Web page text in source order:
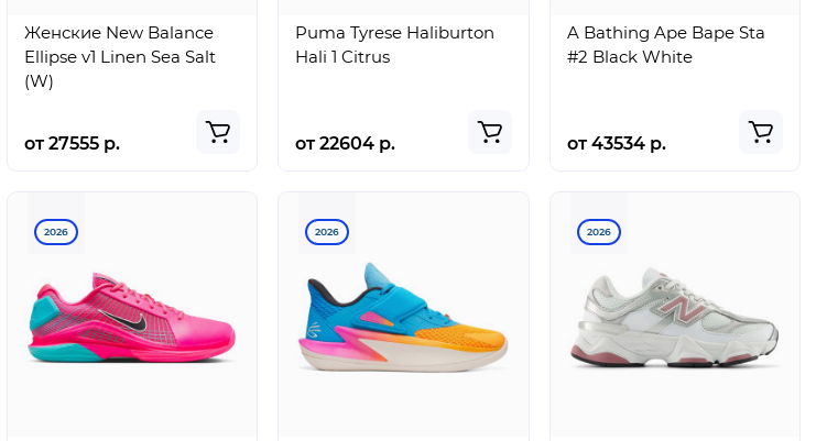
Женские New Balance
Ellipse v1 Linen Sea Salt
(W)
от 27555 р.
Puma Tyrese Haliburton
Hali 1 Citrus
от 22604 р.
A Bathing Ape Bape Sta
#2 Black White
от 43534 р.
2026 2026 2026